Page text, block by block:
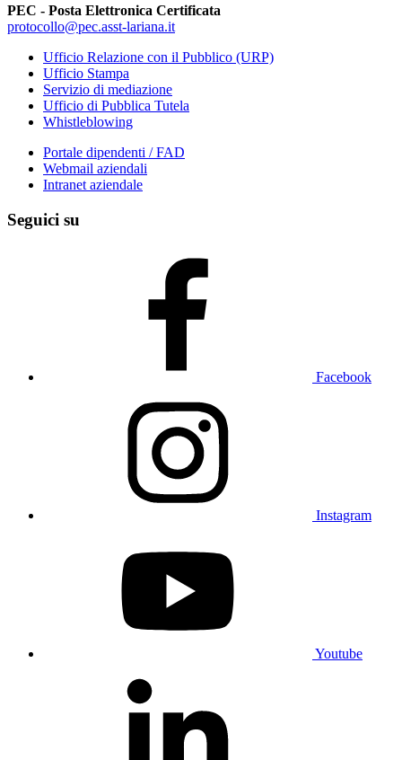
PEC - Posta Elettronica Certificata
protocollo@pec.asst-lariana.it
Ufficio Relazione con il Pubblico (URP)
Ufficio Stampa
Servizio di mediazione
Ufficio di Pubblica Tutela
Whistleblowing
Portale dipendenti / FAD
Webmail aziendali
Intranet aziendale
Seguici su
Facebook
Instagram
Youtube